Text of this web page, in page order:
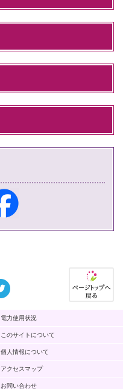
電力使用状況
このサイトについて
個人情報について
アクセスマップ
お問い合わせ